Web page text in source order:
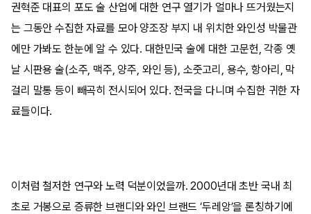
권혁준 대표의 포도 술 산업에 대한 연구 열기가 얼마나 뜨거웠는지
는 그동안 수집한 자료를 모아 양조장 부지 내 위치한 와인성 박물관
에만 가봐도 한눈에 알 수 있다. 대한민국 술에 대한 고문헌, 각종 옛
날 시판용 술(소주, 맥주, 양주, 와인 등), 소줏고리, 용수, 항아리, 막
걸리 말통 등이 빼곡히 전시되어 있다. 전국을 다니며 수집한 귀한 자
료들이다.
이처럼 철저한 연구와 노력 덕분이었을까. 2000년대 초반 국내 최
초로 거봉으로 증류한 브랜디와 와인 브랜드 ‘두레앙’을 론칭하기에